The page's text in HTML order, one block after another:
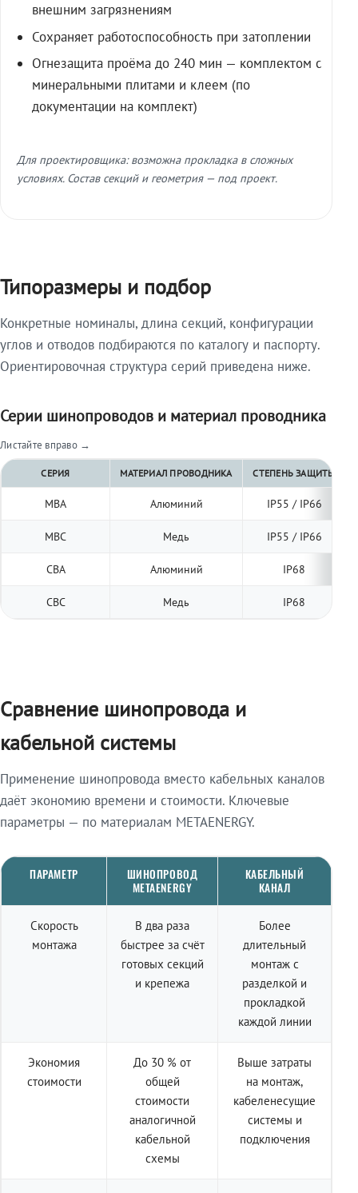
внешним загрязнениям
Сохраняет работоспособность при затоплении
Огнезащита проёма до 240 мин — комплектом с
минеральными плитами и клеем (по
документации на комплект)
Для проектировщика: возможна прокладка в сложных
условиях. Состав секций и геометрия — под проект.
Типоразмеры и подбор
Конкретные номиналы, длина секций, конфигурации
углов и отводов подбираются по каталогу и паспорту.
Ориентировочная структура серий приведена ниже.
Серии шинопроводов и материал проводника
Листайте вправо →
СЕРИЯ МАТЕРИАЛ ПРОВОДНИКА СТЕПЕНЬ ЗАЩИТЫ
МВА Алюминий IP55 / IP66
МВС Медь IP55 / IP66
СВА Алюминий IP68
СВС Медь IP68
Сравнение шинопровода и
кабельной системы
Применение шинопровода вместо кабельных каналов
даёт экономию времени и стоимости. Ключевые
параметры — по материалам METAENERGY.
ПАРАМЕТР
ШИНОПРОВОД
METAENERGY
КАБЕЛЬНЫЙ
КАНАЛ
Скорость
монтажа
В два раза
быстрее за счёт
готовых секций
и крепежа
Более
длительный
монтаж с
разделкой и
прокладкой
каждой линии
Экономия
стоимости
До 30 % от
общей
стоимости
аналогичной
кабельной
схемы
Выше затраты
на монтаж,
кабеленесущие
системы и
подключения